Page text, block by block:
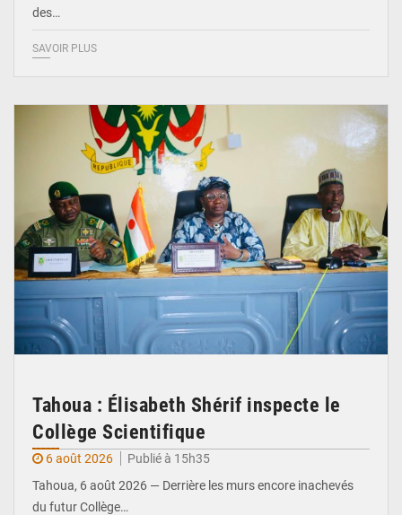
des…
SAVOIR PLUS
Tahoua : Élisabeth Shérif inspecte le
Collège Scientifique
6 août 2026
Publié à 15h35
Tahoua, 6 août 2026 — Derrière les murs encore inachevés
du futur Collège…